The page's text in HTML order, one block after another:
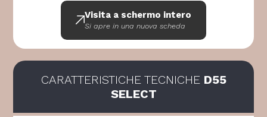
Visita a schermo intero
Si apre in una nuova scheda
CARATTERISTICHE TECNICHE D55
SELECT